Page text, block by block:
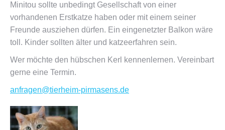
Minitou sollte unbedingt Gesellschaft von einer
vorhandenen Erstkatze haben oder mit einem seiner
Freunde ausziehen dürfen. Ein eingenetzter Balkon wäre
toll. Kinder sollten älter und katzeerfahren sein.
Wer möchte den hübschen Kerl kennenlernen. Vereinbart
gerne eine Termin.
anfragen@tierheim-pirmasens.de